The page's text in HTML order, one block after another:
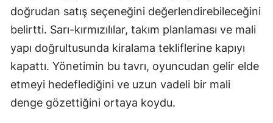
Hakkari
Hatay
Mersin
doğrudan satış seçeneğini değerlendirebileceğini
belirtti. Sarı-kırmızılılar, takım planlaması ve mali
yapı doğrultusunda kiralama tekliflerine kapıyı
kapattı. Yönetimin bu tavrı, oyuncudan gelir elde
etmeyi hedeflediğini ve uzun vadeli bir mali
denge gözettiğini ortaya koydu.